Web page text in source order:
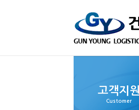
고객지원
Customer